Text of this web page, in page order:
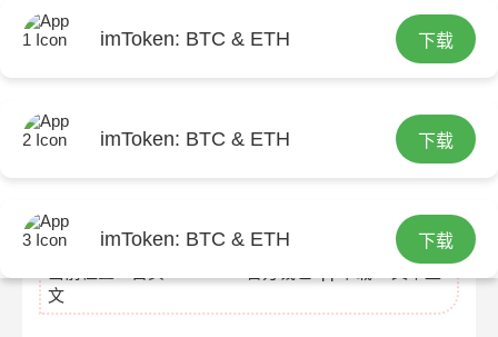
imToken: BTC & ETH 下载
imToken: BTC & ETH 下载
imToken: BTC & ETH 下载
文